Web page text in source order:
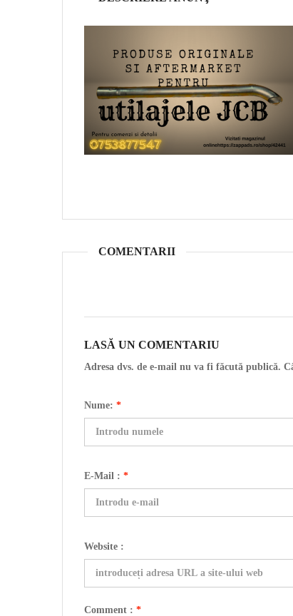
COMENTARII
LASĂ UN COMENTARIU
Adresa dvs. de e-mail nu va fi făcută publică.
Nume: *
E-Mail : *
Website :
Comment : *